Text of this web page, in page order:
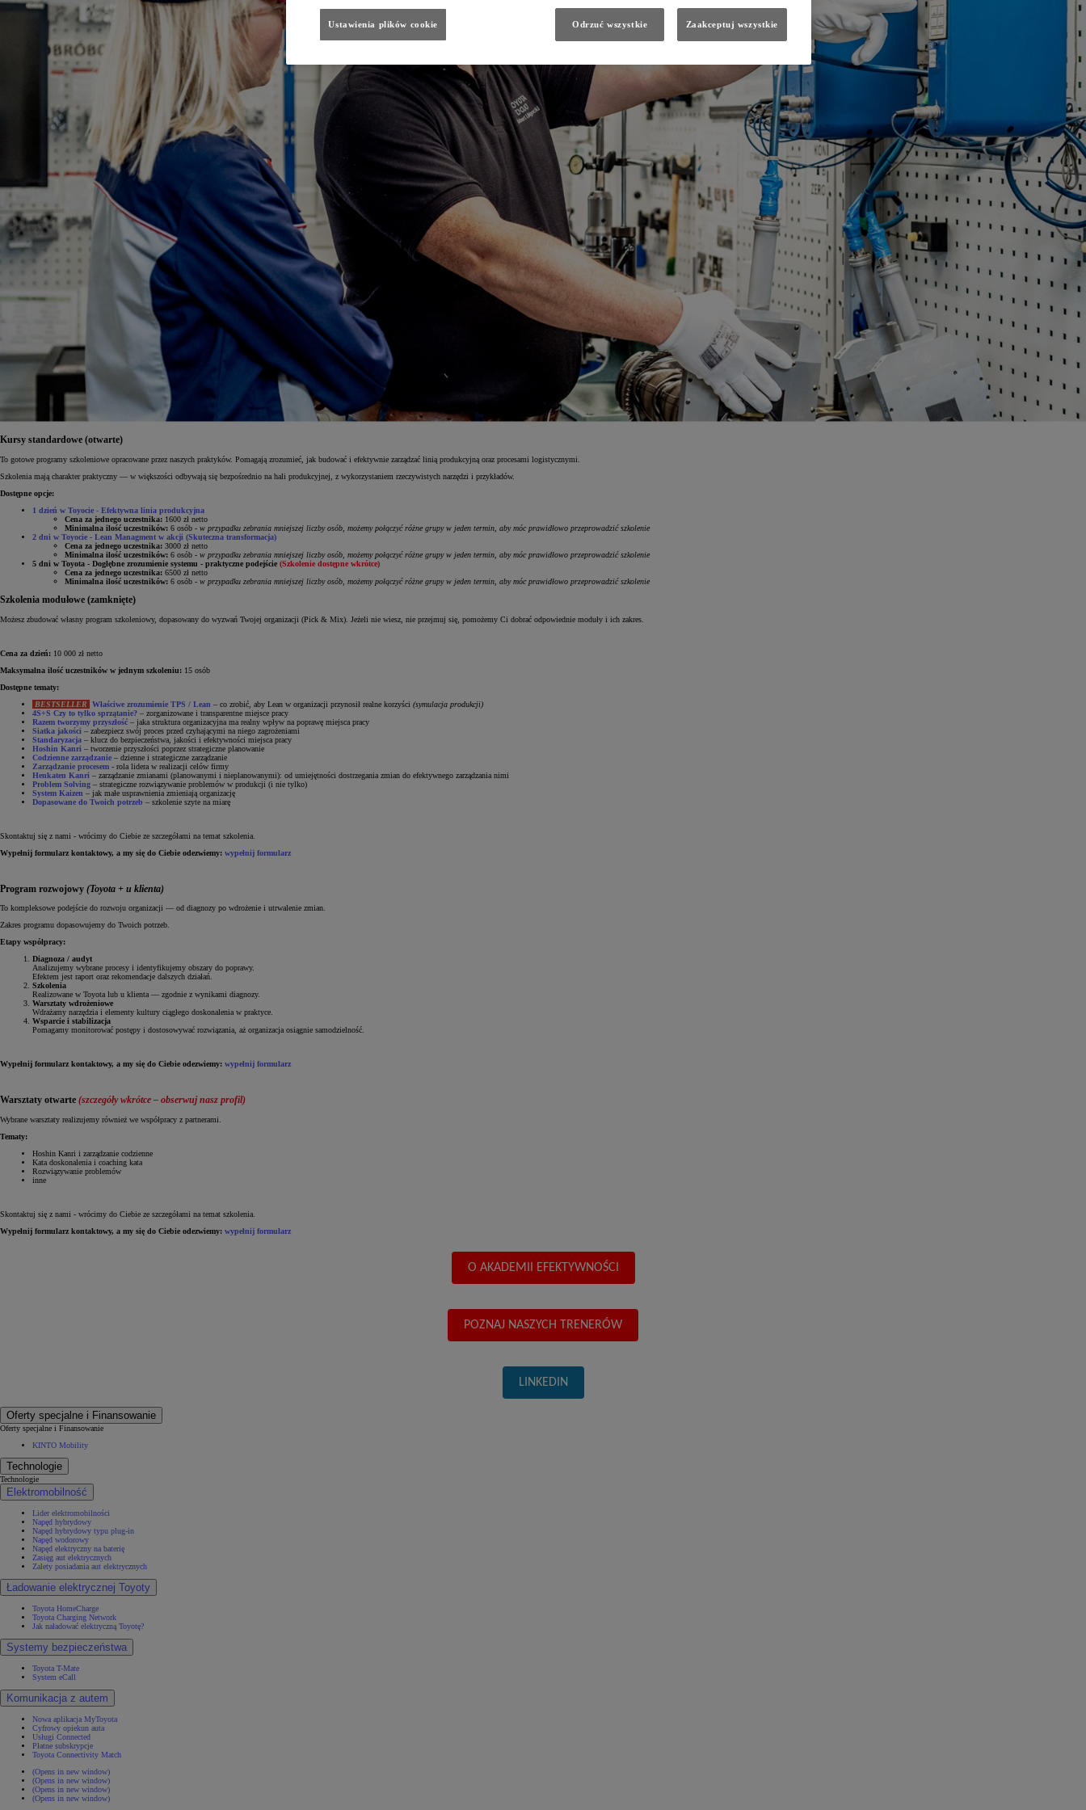
Kursy standardowe (otwarte)
To gotowe programy szkoleniowe opracowane przez naszych praktyków. Pomagają zrozumieć, jak budować i efektywnie zarządzać linią produkcyjną oraz procesami logistycznymi.
Szkolenia mają charakter praktyczny — w większości odbywają się bezpośrednio na hali produkcyjnej, z wykorzystaniem rzeczywistych narzędzi i przykładów.
Dostępne opcje:
1 dzień w Toyocie - Efektywna linia produkcyjna
Cena za jednego uczestnika: 1600 zł netto
Minimalna ilość uczestników: 6 osób - w przypadku zebrania mniejszej liczby osób, możemy połączyć różne grupy w jeden termin, aby móc prawidłowo przeprowadzić szkolenie
2 dni w Toyocie - Lean Managment w akcji (Skuteczna transformacja)
Cena za jednego uczestnika: 3000 zł netto
Minimalna ilość uczestników: 6 osób - w przypadku zebrania mniejszej liczby osób, możemy połączyć różne grupy w jeden termin, aby móc prawidłowo przeprowadzić szkolenie
5 dni w Toyota - Dogłębne zrozumienie systemu - praktyczne podejście (Szkolenie dostępne wkrótce)
Cena za jednego uczestnika: 6500 zł netto
Minimalna ilość uczestników: 6 osób - w przypadku zebrania mniejszej liczby osób, możemy połączyć różne grupy w jeden termin, aby móc prawidłowo przeprowadzić szkolenie
Szkolenia modułowe (zamknięte)
Możesz zbudować własny program szkoleniowy, dopasowany do wyzwań Twojej organizacji (Pick & Mix). Jeżeli nie wiesz, nie przejmuj się, pomożemy Ci dobrać odpowiednie moduły i ich zakres.
Cena za dzień: 10 000 zł netto
Maksymalna ilość uczestników w jednym szkoleniu: 15 osób
Dostępne tematy:
BESTSELLER
Właściwe zrozumienie TPS / Lean – co zrobić, aby Lean w organizacji przynosił realne korzyści (symulacja produkcji)
4S+S Czy to tylko sprzątanie? – zorganizowane i transparentne miejsce pracy
Razem tworzymy przyszłość – jaka struktura organizacyjna ma realny wpływ na poprawę miejsca pracy
Siatka jakości – zabezpiecz swój proces przed czyhającymi na niego zagrożeniami
Standaryzacja – klucz do bezpieczeństwa, jakości i efektywności miejsca pracy
Hoshin Kanri – tworzenie przyszłości poprzez strategiczne planowanie
Codzienne zarządzanie – dzienne i strategiczne zarządzanie
Zarządzanie procesem - rola lidera w realizacji celów firmy
Henkaten Kanri – zarządzanie zmianami (planowanymi i nieplanowanymi): od umiejętności dostrzegania zmian do efektywnego zarządzania nimi
Problem Solving – strategiczne rozwiązywanie problemów w produkcji (i nie tylko)
System Kaizen – jak małe usprawnienia zmieniają organizację
Dopasowane do Twoich potrzeb – szkolenie szyte na miarę
Skontaktuj się z nami - wrócimy do Ciebie ze szczegółami na temat szkolenia.
Wypełnij formularz kontaktowy, a my się do Ciebie odezwiemy: wypełnij formularz
Program rozwojowy (Toyota + u klienta)
To kompleksowe podejście do rozwoju organizacji — od diagnozy po wdrożenie i utrwalenie zmian.
Zakres programu dopasowujemy do Twoich potrzeb.
Etapy współpracy:
Diagnoza / audyt
Analizujemy wybrane procesy i identyfikujemy obszary do poprawy.
Efektem jest raport oraz rekomendacje dalszych działań.
Szkolenia
Realizowane w Toyota lub u klienta — zgodnie z wynikami diagnozy.
Warsztaty wdrożeniowe
Wdrażamy narzędzia i elementy kultury ciągłego doskonalenia w praktyce.
Wsparcie i stabilizacja
Pomagamy monitorować postępy i dostosowywać rozwiązania, aż organizacja osiągnie samodzielność.
Wypełnij formularz kontaktowy, a my się do Ciebie odezwiemy: wypełnij formularz
Warsztaty otwarte (szczegóły wkrótce – obserwuj nasz profil)
Wybrane warsztaty realizujemy również we współpracy z partnerami.
Tematy:
Hoshin Kanri i zarządzanie codzienne
Kata doskonalenia i coaching kata
Rozwiązywanie problemów
inne
Skontaktuj się z nami - wrócimy do Ciebie ze szczegółami na temat szkolenia.
Wypełnij formularz kontaktowy, a my się do Ciebie odezwiemy: wypełnij formularz
O AKADEMII EFEKTYWNOŚCI
POZNAJ NASZYCH TRENERÓW
LINKEDIN
Oferty specjalne i Finansowanie
Oferty specjalne i Finansowanie
KINTO Mobility
Technologie
Technologie
Elektromobilność
Lider elektromobilności
Napęd hybrydowy
Napęd hybrydowy typu plug-in
Napęd wodorowy
Napęd elektryczny na baterię
Zasięg aut elektrycznych
Zalety posiadania aut elektrycznych
Ładowanie elektrycznej Toyoty
Toyota HomeCharge
Toyota Charging Network
Jak naładować elektryczną Toyotę?
Systemy bezpieczeństwa
Toyota T-Mate
System eCall
Komunikacja z autem
Nowa aplikacja MyToyota
Cyfrowy opiekun auta
Usługi Connected
Płatne subskrypcje
Toyota Connectivity Match
(Opens in new window)
(Opens in new window)
(Opens in new window)
(Opens in new window)
Ustawienia plików cookie Odrzuć wszystkie Zaakceptuj wszystkie